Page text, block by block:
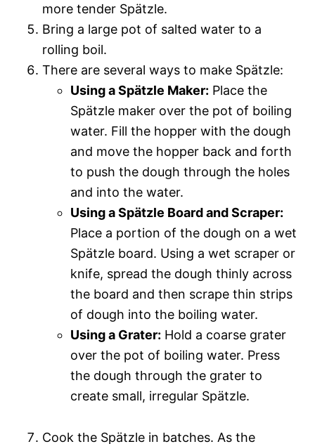
more tender Spätzle.
Bring a large pot of salted water to a
rolling boil.
There are several ways to make Spätzle:
Using a Spätzle Maker: Place the
Spätzle maker over the pot of boiling
water. Fill the hopper with the dough
and move the hopper back and forth
to push the dough through the holes
and into the water.
Using a Spätzle Board and Scraper:
Place a portion of the dough on a wet
Spätzle board. Using a wet scraper or
knife, spread the dough thinly across
the board and then scrape thin strips
of dough into the boiling water.
Using a Grater: Hold a coarse grater
over the pot of boiling water. Press
the dough through the grater to
create small, irregular Spätzle.
Cook the Spätzle in batches. As the